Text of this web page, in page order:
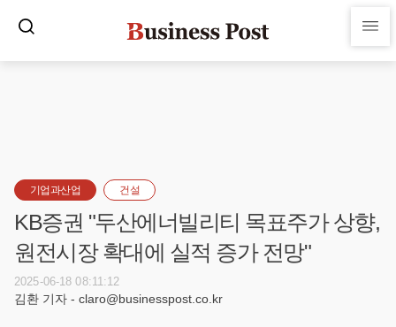
기업과산업 건설
KB증권 "두산에너빌리티 목표주가 상향,
원전시장 확대에 실적 증가 전망"
2025-06-18 08:11:12
김환 기자 - claro@businesspost.co.kr